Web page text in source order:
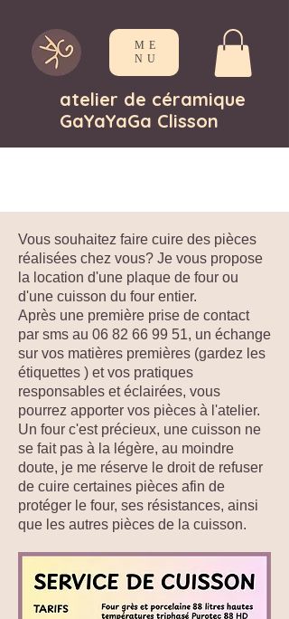
ME
NU
atelier de céramique
GaYaYaGa Clisson
Vous souhaitez faire cuire des pièces
réalisées chez vous? Je vous propose
la location d'une plaque de four ou
d'une cuisson du four entier.
Après une première prise de contact
par sms au 06 82 66 99 51, un échange
sur vos matières premières (gardez les
étiquettes ) et vos pratiques
responsables et éclairées, vous
pourrez apporter vos pièces à l'atelier.
Un four c'est précieux, une cuisson ne
se fait pas à la légère, au moindre
doute, je me réserve le droit de refuser
de cuire certaines pièces afin de
protéger le four, ses résistances, ainsi
que les autres pièces de la cuisson.